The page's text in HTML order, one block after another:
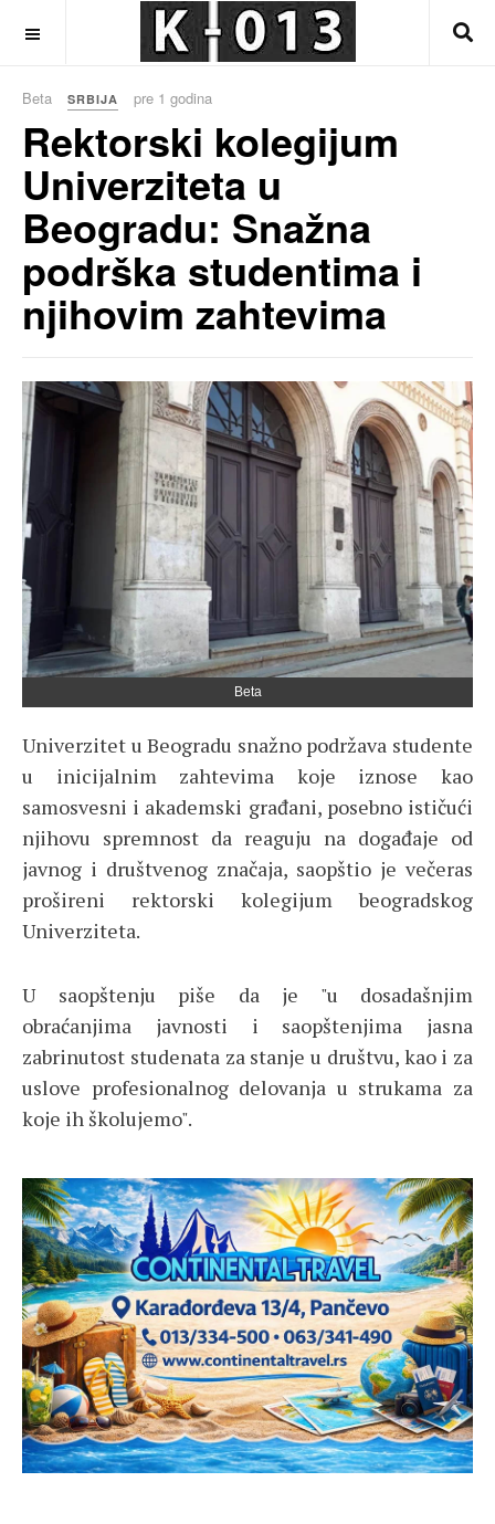
Beta SRBIJA pre 1 godina
Rektorski kolegijum
Univerziteta u
Beogradu: Snažna
podrška studentima i
njihovim zahtevima
Beta
Univerzitet u Beogradu snažno podržava studente
u inicijalnim zahtevima koje iznose kao
samosvesni i akademski građani, posebno ističući
njihovu spremnost da reaguju na događaje od
javnog i društvenog značaja, saopštio je večeras
prošireni rektorski kolegijum beogradskog
Univerziteta.
U saopštenju piše da je "u dosadašnjim
obraćanjima javnosti i saopštenjima jasna
zabrinutost studenata za stanje u društvu, kao i za
uslove profesionalnog delovanja u strukama za
koje ih školujemo".